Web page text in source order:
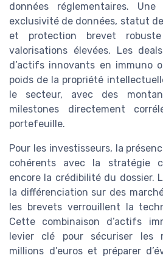
données réglementaires.
exclusivité de données, statut
et protection brevet
valorisations élevées. Les
d’actifs innovants en immuno
poids de la propriété
le secteur, avec des
milestones directement
portefeuille.
Pour les investisseurs, la
cohérents avec la stratégie
encore la crédibilité du dossier.
la différenciation sur des
les brevets verrouillent la
Cette combinaison d’actifs
levier clé pour sécuriser les
millions d’euros et préparer